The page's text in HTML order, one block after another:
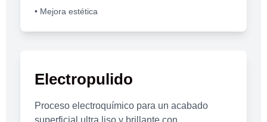
• Mejora estética
Electropulido
Proceso electroquímico para un acabado
superficial ultra liso y brillante con